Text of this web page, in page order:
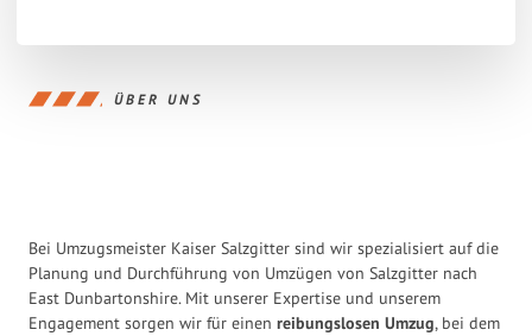
ÜBER UNS
Bei Umzugsmeister Kaiser Salzgitter sind wir spezialisiert auf die
Planung und Durchführung von Umzügen von Salzgitter nach
East Dunbartonshire. Mit unserer Expertise und unserem
Engagement sorgen wir für einen reibungslosen Umzug, bei dem